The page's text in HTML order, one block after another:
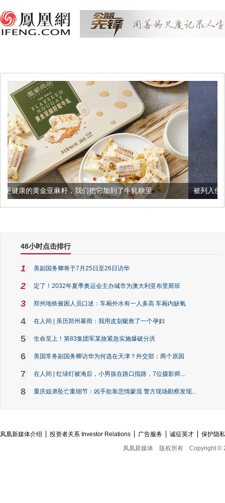
我们把它加到了牛轧糖里 被列入佛家七宝的它到底有多
48小时点击排行
1 美副国务卿将于7月25日至26日访华
2 定了！2032年夏季奥运会主办城市为澳大利亚布里斯班
3 郑州地铁被困人员口述：车厢外水有一人多高 车厢内缺氧
4 在人间 | 亲历郑州暴雨：我用皮划艇救了一个孕妇
5 生命至上！第83集团军某旅紧急实施爆破分洪
6 美国常务副国务卿访华为何选在天津？外交部：两个原因
7 在人间 | 红绿灯被淹后，小男孩在路口指路，7位摄影师...
8 重庆姐弟坠亡案细节：凶手欲靠悲情蒙混 警方现场勘察发现...
凤凰新媒体介绍 投资者关系 Investor Relations 广告服务 诚征英才
保护隐
凤凰新媒体
版权所有 Copyright ©